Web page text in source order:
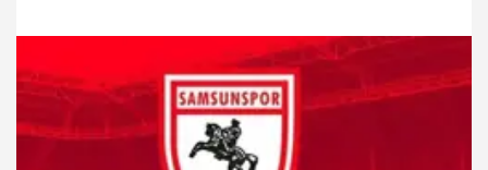
25.07.2026 Samsun